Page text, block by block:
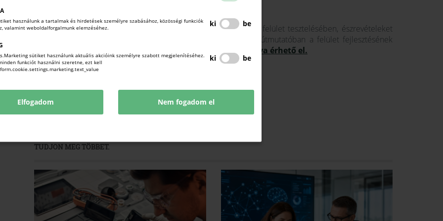
használunk a tartalmak és hirdetések személyre szabásához, közösségi funkciók
valamint weboldalforgalmunk elemzéséhez.
ki be
sütiket használunk aktuális akcióink személyre szabott megjelenítéséhez.
funkciót használni szeretne, ezt kell
ki be
Elfogadom Nem fogadom el
AzAdótanácsadók Egyesületének
több tagja is részt vett a felület tesztelésében, észrevételeket
tettek a felületen jelenleg fennálló problémákra, melyekre az útmutatóban a felület fejlesztésének
Az útmutató ide kattintva érhető el.
TUDJON MEG TÖBBET.